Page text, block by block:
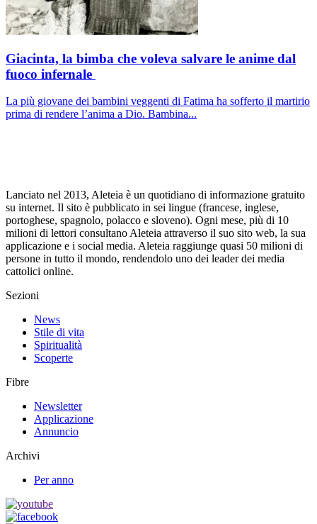
Giacinta, la bimba che voleva salvare le anime dal
fuoco infernale
La più giovane dei bambini veggenti di Fatima ha sofferto il martirio
prima di rendere l’anima a Dio. Bambina...
Lanciato nel 2013, Aleteia è un quotidiano di informazione gratuito
su internet. Il sito è pubblicato in sei lingue (francese, inglese,
portoghese, spagnolo, polacco e sloveno). Ogni mese, più di 10
milioni di lettori consultano Aleteia attraverso il suo sito web, la sua
applicazione e i social media. Aleteia raggiunge quasi 50 milioni di
persone in tutto il mondo, rendendolo uno dei leader dei media
cattolici online.
Sezioni
News
Stile di vita
Spiritualità
Scoperte
Fibre
Newsletter
Applicazione
Annuncio
Archivi
Per anno